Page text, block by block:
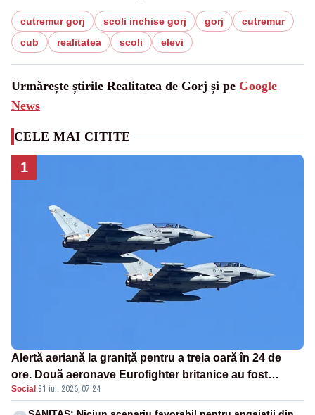
cutremur gorj scoli inchise gorj gorj
cutremur
cub
realitatea scoli elevi
Urmărește știrile Realitatea de Gorj și pe Google
News
CELE MAI CITITE
1
Alertă aeriană la graniță pentru a treia oară în 24 de
ore. Două aeronave Eurofighter britanice au fost
ridicate de la sol
Social ·31 iul. 2026, 07:24